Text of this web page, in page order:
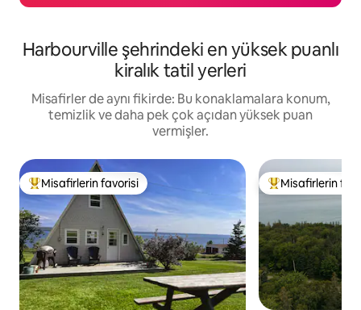
Harbourville şehrindeki en yüksek puanlı
kiralık tatil yerleri
Misafirler de aynı fikirde: Bu konaklamalara konum,
temizlik ve daha pek çok açıdan yüksek puan
vermişler.
Misafirlerin favorilerinden en beğenilenler arasında
Misafirlerin favorisi Misafirlerin
Misafirlerin